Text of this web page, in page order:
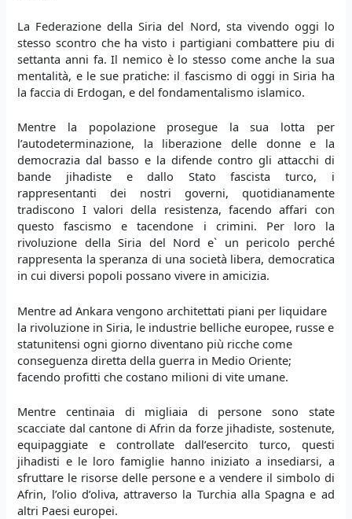
La Federazione della Siria del Nord, sta vivendo oggi lo
stesso scontro che ha visto i partigiani combattere piu di
settanta anni fa. Il nemico è lo stesso come anche la sua
mentalità, e le sue pratiche: il fascismo di oggi in Siria ha
la faccia di Erdogan, e del fondamentalismo islamico.
Mentre la popolazione prosegue la sua lotta per
l’autodeterminazione, la liberazione delle donne e la
democrazia dal basso e la difende contro gli attacchi di
bande jihadiste e dallo Stato fascista turco, i
rappresentanti dei nostri governi, quotidianamente
tradiscono I valori della resistenza, facendo affari con
questo fascismo e tacendone i crimini. Per loro la
rivoluzione della Siria del Nord e` un pericolo perché
rappresenta la speranza di una società libera, democratica
in cui diversi popoli possano vivere in amicizia.
Mentre ad Ankara vengono architettati piani per liquidare
la rivoluzione in Siria, le industrie belliche europee, russe e
statunitensi ogni giorno diventano più ricche come
conseguenza diretta della guerra in Medio Oriente;
facendo profitti che costano milioni di vite umane.
Mentre centinaia di migliaia di persone sono state
scacciate dal cantone di Afrin da forze jihadiste, sostenute,
equipaggiate e controllate dall’esercito turco, questi
jihadisti e le loro famiglie hanno iniziato a insediarsi, a
sfruttare le risorse delle persone e a vendere il simbolo di
Afrin, l’olio d’oliva, attraverso la Turchia alla Spagna e ad
altri Paesi europei.